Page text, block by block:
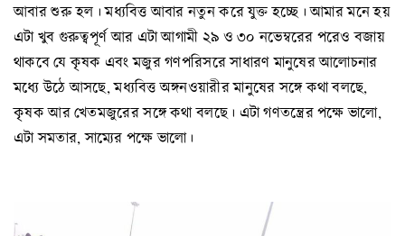
আবার শুরু হল। মধ্যবিত্ত আবার নতুন করে যুক্ত হচ্ছে। আমার মনে হয়
এটা খুব গুরুত্বপূর্ণ আর এটা আগামী ২৯ ও ৩০ নভেম্বরের পরেও বজায়
থাকবে যে কৃষক এবং মজুর গণপরিসরে সাধারণ মানুষের আলোচনার
মধ্যে উঠে আসছে, মধ্যবিত্ত অঙ্গনওয়ারীর মানুষের সঙ্গে কথা বলছে,
কৃষক আর খেতমজুরের সঙ্গে কথা বলছে। এটা গণতন্ত্রের পক্ষে ভালো,
এটা সমতার, সাম্যের পক্ষে ভালো।